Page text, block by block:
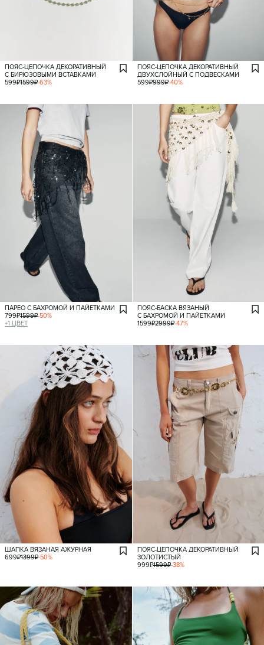
ПОЯС-ЦЕПОЧКА ДЕКОРАТИВНЫЙ
С БИРЮЗОВЫМИ ВСТАВКАМИ
599₽1599₽-63%
ПОЯС-ЦЕПОЧКА ДЕКОРАТИВНЫЙ
ДВУХСЛОЙНЫЙ С ПОДВЕСКАМИ
599₽999₽-40%
ПАРЕО С БАХРОМОЙ И ПАЙЕТКАМИ
799₽1599₽-50%
+1 ЦВЕТ
ПОЯС-БАСКА ВЯЗАНЫЙ
С БАХРОМОЙ И ПАЙЕТКАМИ
1599₽2999₽-47%
ШАПКА ВЯЗАНАЯ АЖУРНАЯ
699₽1399₽-50%
ПОЯС-ЦЕПОЧКА ДЕКОРАТИВНЫЙ
ЗОЛОТИСТЫЙ
999₽1599₽-38%